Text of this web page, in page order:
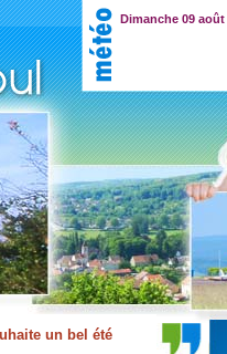
Dimanche 09 août